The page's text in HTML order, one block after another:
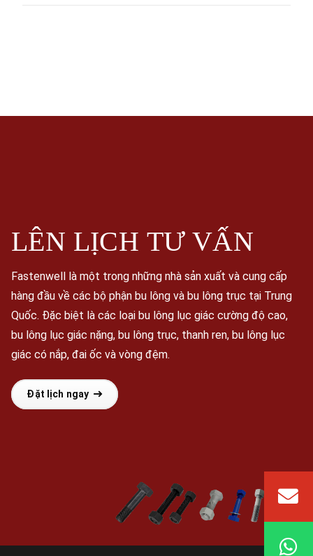
LÊN LỊCH TƯ VẤN
Fastenwell là một trong những nhà sản xuất và cung cấp
hàng đầu về các bộ phận bu lông và bu lông trục tại Trung
Quốc. Đặc biệt là các loại bu lông lục giác cường độ cao,
bu lông lục giác nặng, bu lông trục, thanh ren, bu lông lục
giác có nắp, đai ốc và vòng đệm.
Đặt lịch ngay